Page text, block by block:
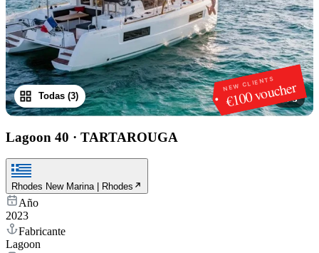
NEW CLIENTS
€100 voucher
1 /3
Todas (3)
Lagoon 40 · TARTAROUGA
Rhodes New Marina | Rhodes
Año
2023
Fabricante
Lagoon